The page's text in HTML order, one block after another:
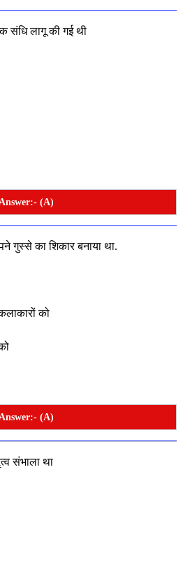
संधि लागू की गई थी
Answer:- (A)
गुस्से का शिकार बनाया था.
को
(A)
संभाला था